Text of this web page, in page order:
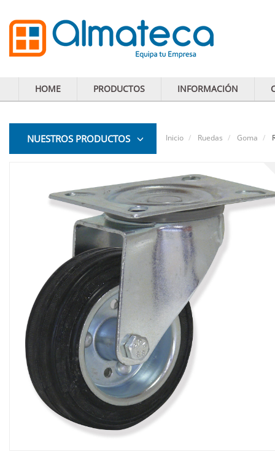
HOME PRODUCTOS INFORMACIÓN
NUESTROS PRODUCTOS Inicio Ruedas Goma